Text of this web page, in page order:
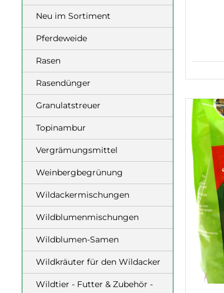
Neu im Sortiment
Pferdeweide
Rasen
Rasendünger
Granulatstreuer
Topinambur
Vergrämungsmittel
Weinbergbegrünung
Wildackermischungen
Wildblumenmischungen
Wildblumen-Samen
Wildkräuter für den Wildacker
Wildtier - Futter & Zubehör -